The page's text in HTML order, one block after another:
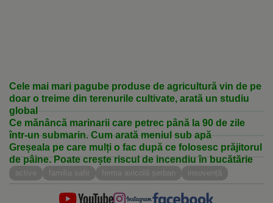
Cele mai mari pagube produse de agricultură vin de pe
doar o treime din terenurile cultivate, arată un studiu
global
Ce mănâncă marinarii care petrec până la 90 de zile
într-un submarin. Cum arată meniul sub apă
Greșeala pe care mulți o fac după ce folosesc prăjitorul
de pâine. Poate crește riscul de incendiu în bucătărie
active familia safir ferma avicolă șerban insovență